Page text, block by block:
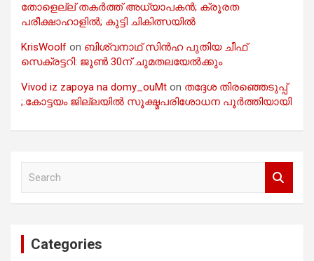
തോളെല്ല് തകർത്ത് അധ്യാപകൻ; ക്രൂരത
പരീക്ഷാഹാളിൽ; കുട്ടി ചികിത്സയിൽ
KrisWoolf on ബിശ്വനാഥ് സിൻഹ പുതിയ ചീഫ്
സെക്രട്ടറി: ജൂൺ 30ന് ചുമതലയേൽക്കും
Vivod iz zapoya na domy_ouMt on തദ്ദേശ തിരഞ്ഞെടുപ്പ്
;.കോട്ടയം ജില്ലയിൽ സൂക്ഷ്മപരിശോധന പൂർത്തിയായി
Categories